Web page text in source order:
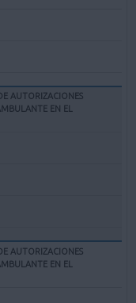
AUTORIZACIONES
EN EL
AUTORIZACIONES
EN EL